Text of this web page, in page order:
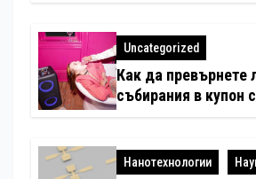
любимци
Uncategorized
Как да превърнете
събирания в купон
Нанотехнологии